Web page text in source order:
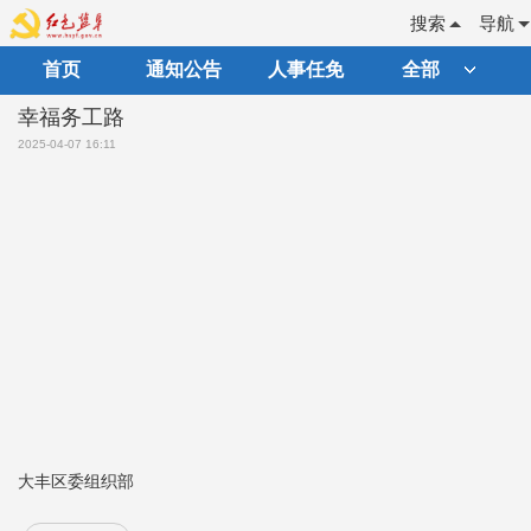
导航
搜索
首页 通知公告 人事任免 全部
幸福务工路
2025-04-07 16:11
大丰区委组织部